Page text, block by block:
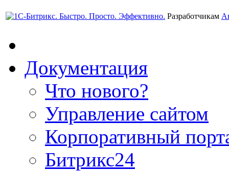
Разработчикам
Документация
Что нового?
Управление сайтом
Корпоративный
Битрикс24